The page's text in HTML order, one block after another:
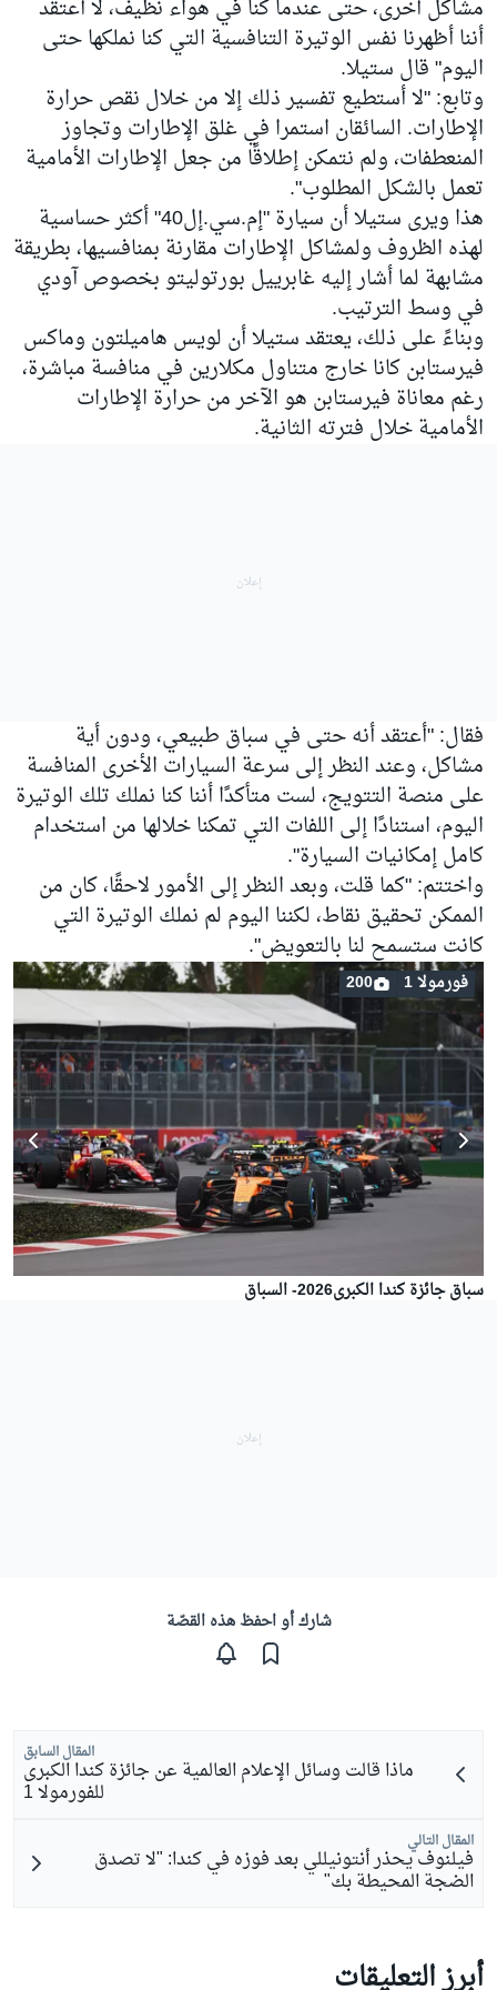
مشاكل أخرى، حتى عندما كنا في هواء نظيف، لا أعتقد
أننا أظهرنا نفس الوتيرة التنافسية التي كنا نملكها حتى
اليوم" قال ستيلا.
وتابع: "لا أستطيع تفسير ذلك إلا من خلال نقص حرارة
الإطارات. السائقان استمرا في غلق الإطارات وتجاوز
المنعطفات، ولم نتمكن إطلاقًا من جعل الإطارات الأمامية
تعمل بالشكل المطلوب".
هذا ويرى ستيلا أن سيارة "إم.سي.إل40" أكثر حساسية
لهذه الظروف ولمشاكل الإطارات مقارنة بمنافسيها، بطريقة
مشابهة لما أشار إليه غابرييل بورتوليتو بخصوص آودي
في وسط الترتيب.
وبناءً على ذلك، يعتقد ستيلا أن لويس هاميلتون وماكس
فيرستابن كانا خارج متناول مكلارين في منافسة مباشرة،
رغم معاناة فيرستابن هو الآخر من حرارة الإطارات
الأمامية خلال فترته الثانية.
فقال: "أعتقد أنه حتى في سباق طبيعي، ودون أية
مشاكل، وعند النظر إلى سرعة السيارات الأخرى المنافسة
على منصة التتويج، لست متأكدًا أننا كنا نملك تلك الوتيرة
اليوم، استنادًا إلى اللفات التي تمكنا خلالها من استخدام
كامل إمكانيات السيارة".
واختتم: "كما قلت، وبعد النظر إلى الأمور لاحقًا، كان من
الممكن تحقيق نقاط، لكننا اليوم لم نملك الوتيرة التي
كانت ستسمح لنا بالتعويض".
سباق جائزة كندا الكبرى2026- السباق
فورمولا 1 200
شارك أو احفظ هذه القصّة
المقال السابق
ماذا قالت وسائل الإعلام العالمية عن جائزة كندا الكبرى
للفورمولا 1
المقال التالي
فيلنوف يحذر أنتونيللي بعد فوزه في كندا: "لا تصدق
الضجة المحيطة بك"
أبرز التعليقات